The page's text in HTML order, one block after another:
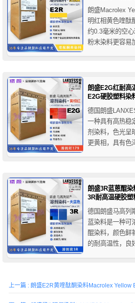
朗盛Macrolex
明红相黄色喹酞
约0.3毫米的空
粉末染料更容易
子、化妆品容器
纤...
朗盛E2G红耐高
E2G硬胶塑料染
德国朗盛
一种具有高热稳
剂染料，色光呈
更黄相，具有色
的着色，推荐用
子、...
朗盛3R蓝蒽醌
3R耐高温硬胶塑
德国朗盛马高列
蓝染料是一种可
醌染料，颜色鲜
的耐高温性，良
维等塑料制品的
上一篇 : 朗盛E2R黄喹酞酮染料Macrolex Yellow